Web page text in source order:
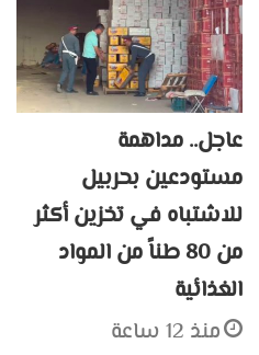
عاجل.. مداهمة
مستودعين بحربيل
للاشتباه في تخزين أكثر
من 80 طناً من المواد
الغذائية
منذ 12 ساعة